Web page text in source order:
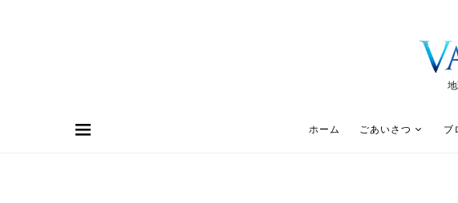
ホーム ごあいさつ ブ
Search for: